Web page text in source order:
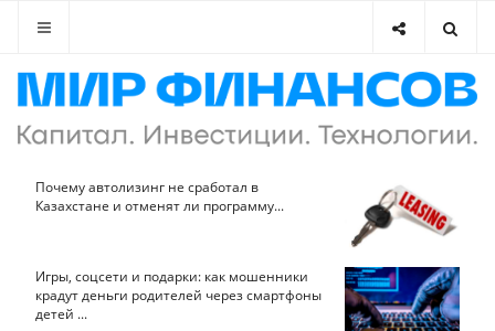
Почему автолизинг не сработал в
Казахстане и отменят ли программу...
Игры, соцсети и подарки: как мошенники
крадут деньги родителей через смартфоны
детей ...